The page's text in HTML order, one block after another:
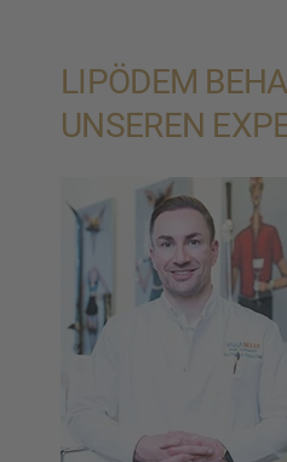
LIPÖDEM
UNSEREN